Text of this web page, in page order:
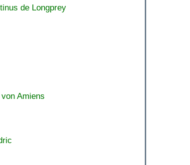
de Longprey
Amiens